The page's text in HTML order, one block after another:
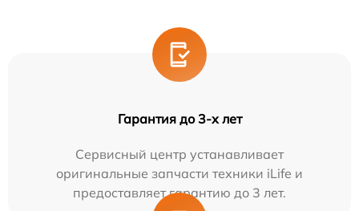
Гарантия до 3-х лет
Сервисный центр устанавливает
оригинальные запчасти техники iLife и
предоставляет гарантию до 3 лет.